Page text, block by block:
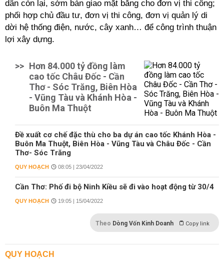
dân còn lại, sớm bàn giao mặt bằng cho đơn vị thi công;
phối hợp chủ đầu tư, đơn vị thi công, đơn vị quản lý di
dời hệ thống điện, nước, cây xanh… để công trình thuận
lợi xây dựng.
>> Hơn 84.000 tỷ đồng làm
cao tốc Châu Đốc - Cần
Thơ - Sóc Trăng, Biên Hòa
- Vũng Tàu và Khánh Hòa -
Buôn Ma Thuột
Đề xuất cơ chế đặc thù cho ba dự án cao tốc Khánh Hòa -
Buôn Ma Thuột, Biên Hòa - Vũng Tàu và Châu Đốc - Cần
Thơ- Sóc Trăng
QUY HOẠCH 08:05 | 23/04/2022
Cần Thơ: Phố đi bộ Ninh Kiều sẽ đi vào hoạt động từ 30/4
QUY HOẠCH 19:05 | 15/04/2022
Theo Dòng Vốn Kinh Doanh Copy link
QUY HOẠCH